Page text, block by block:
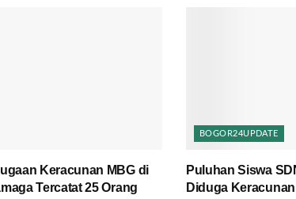
Keracunan MBG di
Tercatat 25 Orang
BOGOR24UPDATE
Puluhan Siswa
Diduga